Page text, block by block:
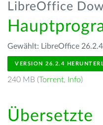
LibreOffice
Gewählt: LibreOffice
VERSION 26.2.4
240 MB (Torrent, Info)
Übersetzte